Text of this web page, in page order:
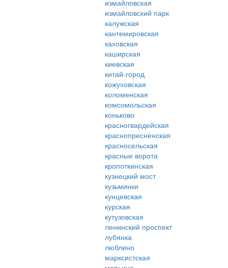
измайловская
измайловский парк
калужская
кантемировская
каховская
каширская
киевская
китай-город
кожуховская
коломенская
комсомольская
коньково
красногвардейская
краснопресненская
красносельская
красные ворота
кропоткинская
кузнецкий мост
кузьминки
кунцевская
курская
кутузовская
ленинский проспект
лубянка
люблино
марксистская